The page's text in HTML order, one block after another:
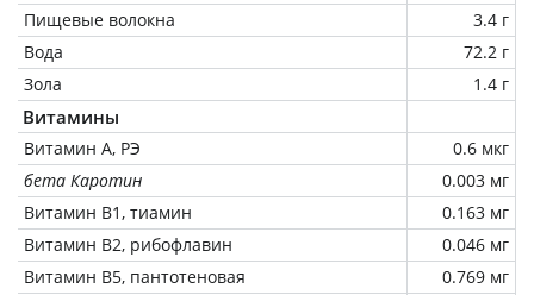
Пищевые волокна
3.4 г
Вода
72.2 г
Зола
1.4 г
Витамины
Витамин А, РЭ
0.6 мкг
бета Каротин
0.003 мг
Витамин В1, тиамин
0.163 мг
Витамин В2, рибофлавин
0.046 мг
Витамин В5, пантотеновая
0.769 мг